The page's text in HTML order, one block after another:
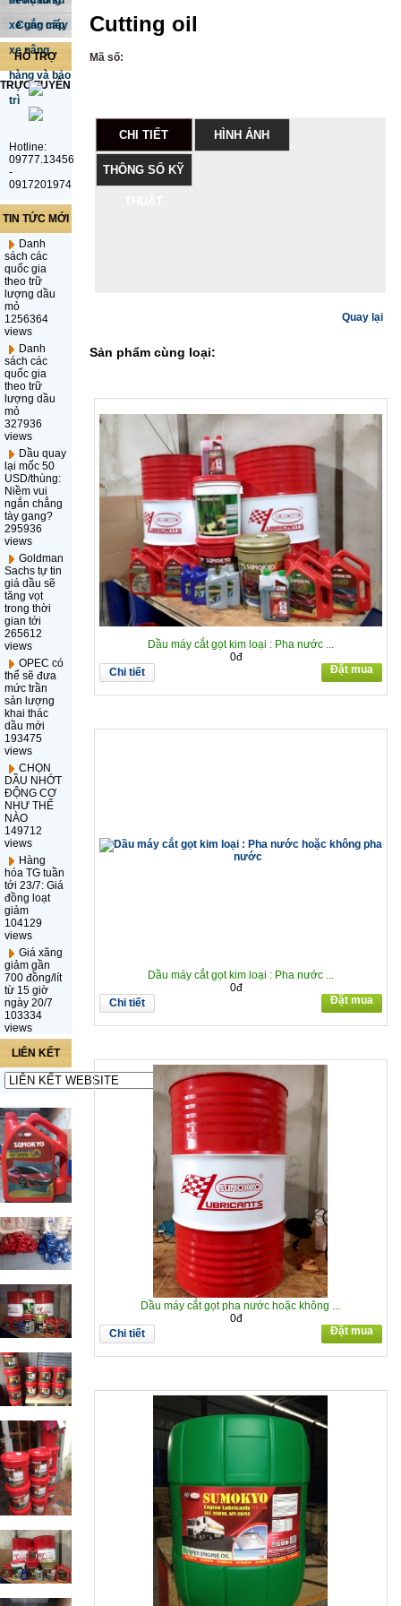
xe gắn máy
Cung cấp
xe nâng
hàng và bảo
trì
HỖ TRỢ
TRỰC TUYẾN
Hotline:
09777.13456
-
0917201974
TIN TỨC MỚI
Danh
sách các
quốc gia
theo trữ
lượng dầu
mỏ
1256364
views
Danh
sách các
quốc gia
theo trữ
lượng dầu
mỏ
327936
views
Dầu quay
lại mốc 50
USD/thùng:
Niềm vui
ngắn chẳng
tày gang?
295936
views
Goldman
Sachs tự tin
giá dầu sẽ
tăng vọt
trong thời
gian tới
265612
views
OPEC có
thể sẽ đưa
mức trần
sản lượng
khai thác
dầu mới
193475
views
CHỌN
DẦU NHỚT
ĐỘNG CƠ
NHƯ THẾ
NÀO
149712
views
Hàng
hóa TG tuần
tới 23/7: Giá
đồng loạt
giảm
104129
views
Giá xăng
giảm gần
700 đồng/lít
từ 15 giờ
ngày 20/7
103334
views
LIÊN KẾT
WEBSITE
Cutting oil
Mã số:
CHI TIẾT HÌNH ẢNH
THÔNG SỐ KỸ
Quay lại
Sản phẩm cùng loại:
Dầu máy cắt gọt kim loại : Pha nước ...
0đ
Chi tiết
Đặt mua
Dầu máy cắt gọt kim loại : Pha nước ...
0đ
Chi tiết
Đặt mua
Dầu máy cắt gọt pha nước hoặc không ...
0đ
Chi tiết
Đặt mua